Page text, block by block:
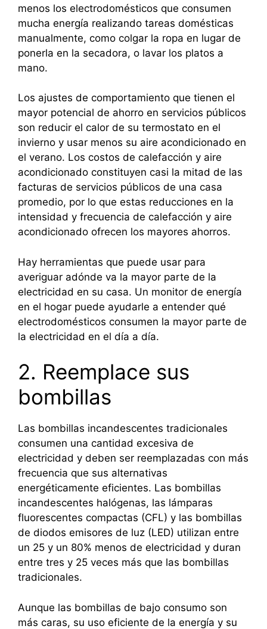
menos los electrodomésticos que consumen
mucha energía realizando tareas domésticas
manualmente, como colgar la ropa en lugar de
ponerla en la secadora, o lavar los platos a
mano.
Los ajustes de comportamiento que tienen el
mayor potencial de ahorro en servicios públicos
son reducir el calor de su termostato en el
invierno y usar menos su aire acondicionado en
el verano. Los costos de calefacción y aire
acondicionado constituyen casi la mitad de las
facturas de servicios públicos de una casa
promedio, por lo que estas reducciones en la
intensidad y frecuencia de calefacción y aire
acondicionado ofrecen los mayores ahorros.
Hay herramientas que puede usar para
averiguar adónde va la mayor parte de la
electricidad en su casa. Un monitor de energía
en el hogar puede ayudarle a entender qué
electrodomésticos consumen la mayor parte de
la electricidad en el día a día.
2. Reemplace sus
bombillas
Las bombillas incandescentes tradicionales
consumen una cantidad excesiva de
electricidad y deben ser reemplazadas con más
frecuencia que sus alternativas
energéticamente eficientes. Las bombillas
incandescentes halógenas, las lámparas
fluorescentes compactas (CFL) y las bombillas
de diodos emisores de luz (LED) utilizan entre
un 25 y un 80% menos de electricidad y duran
entre tres y 25 veces más que las bombillas
tradicionales.
Aunque las bombillas de bajo consumo son
más caras, su uso eficiente de la energía y su